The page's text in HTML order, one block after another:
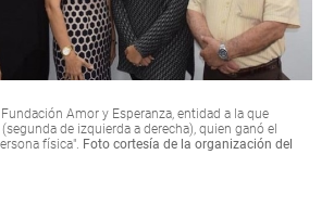
Amor y Esperanza, entidad a la que
de izquierda a derecha), quien ganó el
física". Foto cortesía de la organización del